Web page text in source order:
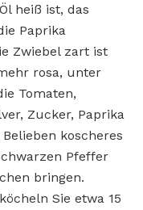
heiß ist, das
Paprika
Zwiebel zart ist
rosa, unter
Tomaten,
Zucker, Paprika
koscheres
Pfeffer
bringen.
Sie etwa 15